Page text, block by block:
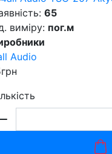
65
виміру: пог.м
Audio